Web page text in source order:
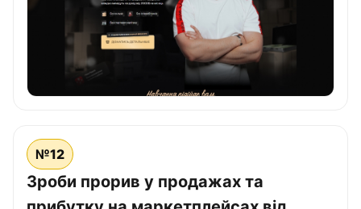
№12
Зроби прорив у продажах та